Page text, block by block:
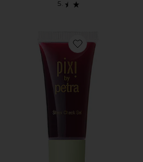
Favorite РУМЯНА